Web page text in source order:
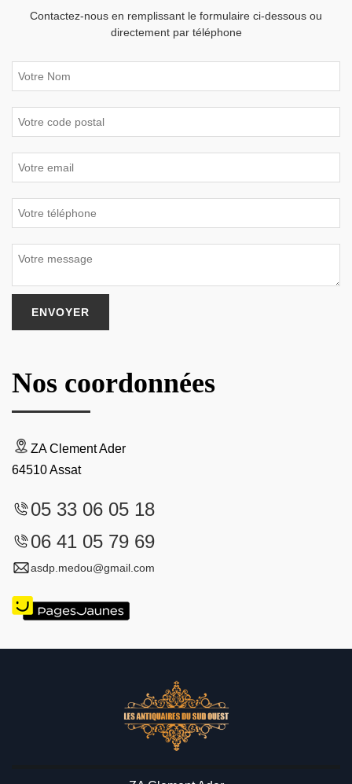
Contactez-nous en remplissant le formulaire ci-dessous ou
directement par téléphone
Nos coordonnées
ZA Clement Ader
64510 Assat
05 33 06 05 18
06 41 05 79 69
asdp.medou@gmail.com